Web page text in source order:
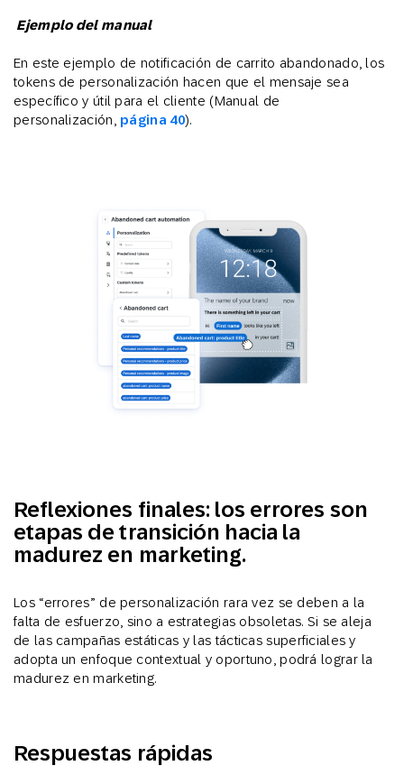
Ejemplo del manual
En este ejemplo de notificación de carrito abandonado, los
tokens de personalización hacen que el mensaje sea
específico y útil para el cliente (Manual de
personalización, página 40).
Reflexiones finales: los errores son
etapas de transición hacia la
madurez en marketing.
Los “errores” de personalización rara vez se deben a la
falta de esfuerzo, sino a estrategias obsoletas. Si se aleja
de las campañas estáticas y las tácticas superficiales y
adopta un enfoque contextual y oportuno, podrá lograr la
madurez en marketing.
Respuestas rápidas